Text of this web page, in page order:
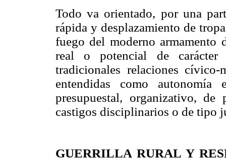
Todo va orientado, por una
rápida y desplazamiento de
fuego del moderno armamento
real o potencial de
tradicionales relaciones
entendidas como
presupuestal, organizativo,
castigos disciplinarios o de tipo
GUERRILLA RURAL Y